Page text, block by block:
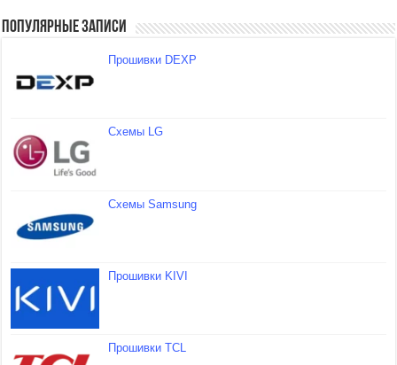
Популярные записи
Прошивки DEXP
Схемы LG
Схемы Samsung
Прошивки KIVI
Прошивки TCL